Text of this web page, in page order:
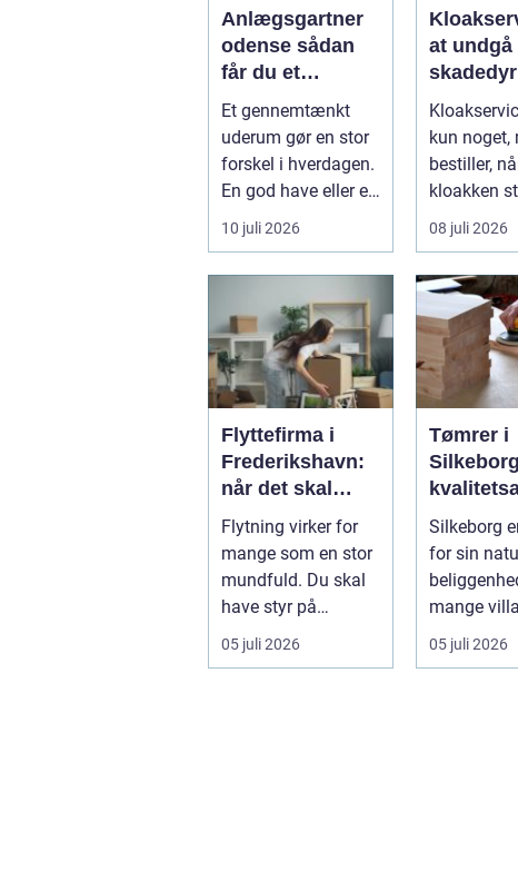
Anlægsgartner
odense sådan
får du et
uderum, der
holder i mange
år
Et gennemtænkt
uderum gør en stor
forskel i hverdagen.
En god have eller et
velplejet fællesareal
gi...
10 juli 2026
at undgå
bolig
kun noget,
bestiller,
kloakken
En
gennem...
08 juli 2026
Flyttefirma i
Frederikshavn:
når det skal
være nemt at
komme videre
Flytning virker for
mange som en stor
mundfuld. Du skal
have styr på
nedpakning, tunge
l&oslas...
05 juli 2026
Tømrer i
til
priser
Silkeborg
for sin
mange
og en
05 juli 2026